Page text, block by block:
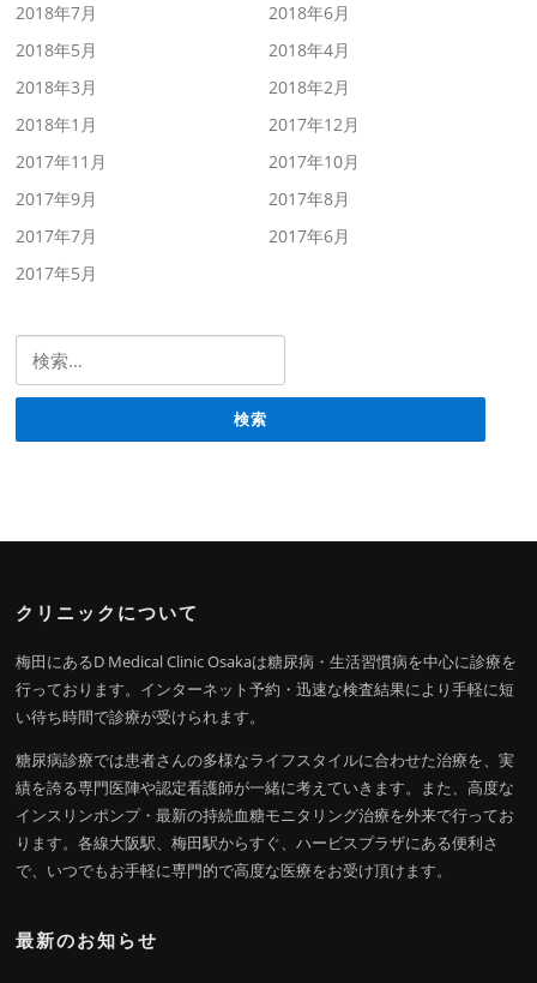
2018年7月
2018年6月
2018年5月
2018年4月
2018年3月
2018年2月
2018年1月
2017年12月
2017年11月
2017年10月
2017年9月
2017年8月
2017年7月
2017年6月
2017年5月
検索:
クリニックについて
梅田にあるD Medical Clinic Osakaは糖尿病・生活習慣病を中心に診療を
行っております。インターネット予約・迅速な検査結果により手軽に短
い待ち時間で診療が受けられます。
糖尿病診療では患者さんの多様なライフスタイルに合わせた治療を、実
績を誇る専門医陣や認定看護師が一緒に考えていきます。また、高度な
インスリンポンプ・最新の持続血糖モニタリング治療を外来で行ってお
ります。各線大阪駅、梅田駅からすぐ、ハービスプラザにある便利さ
で、いつでもお手軽に専門的で高度な医療をお受け頂けます。
最新のお知らせ